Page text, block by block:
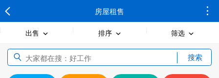
房屋租售
出售 排序 筛选
搜索